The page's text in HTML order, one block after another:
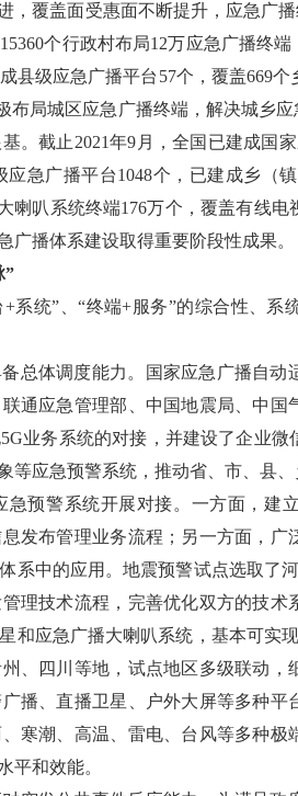
，覆盖面受惠面不断提升，应急广
个行政村布局12万应急广播终端
县级应急广播平台57个，覆盖669
局城区应急广播终端，解决城乡
。截止2021年9月，全国已建成国
急广播平台1048个，已建成乡（
喇叭系统终端176万个，覆盖有线
广播体系建设取得重要阶段性成果。
”
系统”、“终端+服务”的综合性、
总体调度能力。国家应急广播自动
通应急管理部、中国地震局、中国
业务系统的对接，并建设了企业
应急预警系统，推动省、市、县、
预警系统开展对接。一方面，建
发布管理业务流程；另一方面，广
系中的应用。地震预警试点选取了
理技术流程，完善优化双方的技术
和应急广播大喇叭系统，基本可实
、四川等地，试点地区多级联动，
播、直播卫星、户外大屏等多种平
寒潮、高温、雷电、台风等多种
平和效能。